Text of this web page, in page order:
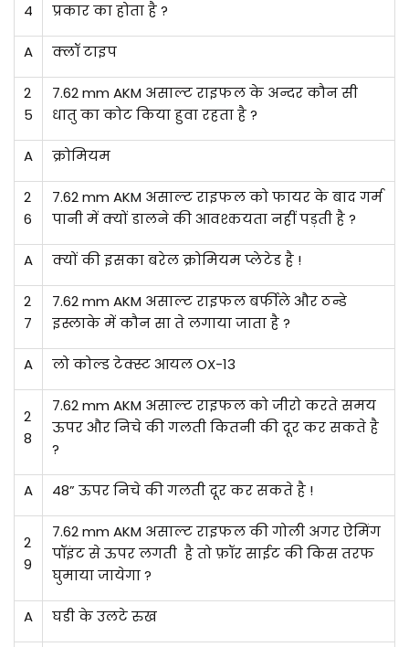
4
प्रकार का होता है ?
A क्लॉ टाइप
2
5
7.62 mm AKM असाल्ट राइफल के अन्दर कौन सी
धातु का कोट किया हुवा रहता है ?
A क्रोमियम
2
6
7.62 mm AKM असाल्ट राइफल को फायर के बाद गर्म
पानी में क्यों डालने की आवश्कयता नहीं पड़ती है ?
A क्यों की इसका बरेल क्रोमियम प्लेटेड है !
2
7
7.62 mm AKM असाल्ट राइफल बर्फीले और ठन्डे
इस्लाके में कौन सा ते लगाया जाता है ?
A लो कोल्ड टेक्स्ट आयल OX-13
2
8
7.62 mm AKM असाल्ट राइफल को जीरो करते समय
ऊपर और निचे की गलती कितनी की दूर कर सकते है
?
A 48” ऊपर निचे की गलती दूर कर सकते है !
2
9
7.62 mm AKM असाल्ट राइफल की गोली अगर ऐमिंग
पॉइंट से ऊपर लगती है तो फ़ॉर साईट की किस तरफ
घुमाया जायेगा ?
A घडी के उलटे रुख